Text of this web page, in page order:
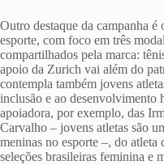
Outro destaque da campanha
esporte, com foco em três
compartilhados pela marca:
apoio da Zurich vai além do
contempla também jovens
inclusão e ao desenvolvimento
apoiadora, por exemplo, das
Carvalho – jovens atletas são
meninas no esporte –, do
seleções brasileiras feminina e